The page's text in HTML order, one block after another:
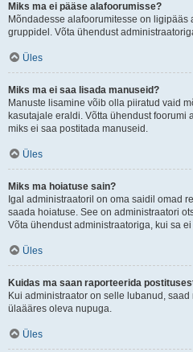
Miks ma ei pääse alafoorumisse?
Mõndadesse alafoorumitesse on ligipääs
gruppidel. Võta ühendust
Üles
Miks ma ei saa lisada manuseid?
Manuste lisamine võib olla piiratud vaid
kasutajale eraldi. Võtta ühendust
miks ei saa postitada manuseid.
Üles
Miks ma hoiatuse sain?
Igal administraatoril on oma saidil omad
saada hoiatuse. See on administraatori
Võta ühendust administraatoriga, kui sa
Üles
Kuidas ma saan raporteerida
Kui administraator on selle lubanud,
ülaääres oleva nupuga.
Üles